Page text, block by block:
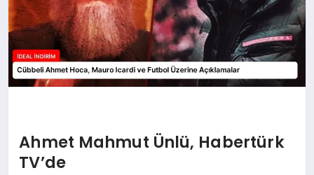
Ahmet Mahmut Ünlü, Habertürk
TV’de